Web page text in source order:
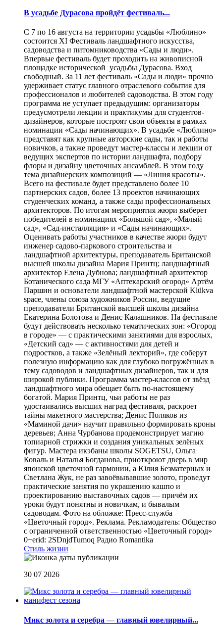
В усадьбе Дурасова пройдёт фестиваль...
С 7 по 16 августа на территории усадьбы «Люблино»
состоится XI Фестиваль ландшафтного искусства,
садоводства и питомниководства «Сады и люди».
Впервые фестиваль будет проходить на живописной
площадке исторической усадьбы Дурасова. Вход
свободный. За 11 лет фестиваль «Сады и люди» прочно
удерживает статус главного отраслевого события для
профессионалов и любителей садоводства. В этом году
программа не уступает предыдущим: организаторы
предусмотрели лекции и практикумы для студентов-
дизайнеров, которые построят свои объекты в рамках
номинации «Сады начинающих». В усадьбе «Люблино»
представят как крупные авторские сады, так и работы
новичков, а также проведут мастер-классы и лекции от
ведущих экспертов по истории ландшафта, подбору
флоры и дизайну цветочных ансамблей. В этом году
тема дизайнерских композиций — «Линия красоты».
Всего на фестивале будет представлено более 10
партнерских садов, более 13 проектов начинающих
студенческих команд, а также сады профессиональных
архитекторов. По итогам мероприятия жюри выберет
победителей в номинациях «Большой сад», «Малый
сад», «Сад-инсталляция» и «Сады начинающих».
Оценивать работы участников в качестве жюри будут
инженер садово-паркового строительства и
ландшафтной архитектуры, преподаватель Британской
высшей школы дизайна Мария Принтц; ландшафтный
архитектор Елена Дубнова; ландшафтный архитектор
Ботанического сада МГУ «Аптекарский огород» Артём
Паршин и основатели ландшафтной мастерской Klükva
space, члены союза художников России, ведущие
преподаватели Британской высшей школы дизайна
Екатерина Болотова и Денис Калашников. На фестивале
будут действовать несколько тематических зон: «Огород
в городе» — с практическими занятиями для взрослых,
«Детский сад» — с активностями для детей и
подростков, а также «Зелёный лекторий», где соберут
полезную информацию как для глубоко погружённых в
тему садоводов и ландшафтных дизайнеров, так и для
широкой публики. Программа мастер-классов от звёзд
ландшафтного мира обещает быть по-настоящему
богатой. Мария Принтц, чьи работы не раз
удостаивались высших наград фестиваля, раскроет
тайны макетного мастерства; Денис Поляков из
«Маминой дачи» научит правильно формировать кроны
деревьев; Анна Чурбанова продемонстрирует магию
топиарной стрижки и создания уникальных зелёных
фигур. Мастера икэбаны школы SOGETSU, Ольга
Коваль и Наталья Богданова, приоткроют дверь в мир
японской цветочной гармонии, а Юлия Безматерных и
Светлана Жук, не раз завоёвывавшие золото, проведут
практические занятия по украшению кашпо и
проектированию выставочных садов — причём их
уроки будут понятны и новичкам, и бывалым
садоводам. Фото на обложке: Пресс-служба
«Цветочный город». Реклама. Рекламодатель: Общество
с ограниченной ответственностью «Цветочный город»
0+erid: 2SDnjdTumoq Радио Romantika
Стиль жизни
30 07 2026
Микс золота и серебра — главный ювелирный...